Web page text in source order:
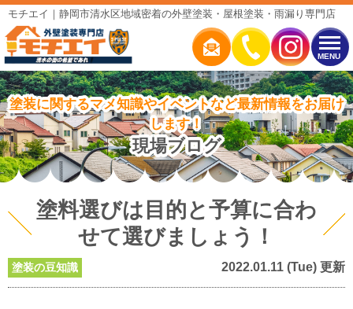
MENU
モチエイ｜静岡市清水区地域密着の外壁塗装・屋根塗装・雨漏り専門店
塗装に関するマメ知識やイベントなど最新情報をお届け
します！
現場ブログ
塗料選びは目的と予算に合わ
せて選びましょう！
塗装の豆知識 2022.01.11 (Tue) 更新